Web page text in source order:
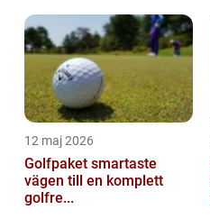
12 maj 2026
Golfpaket smartaste
vägen till en komplett
golfre...